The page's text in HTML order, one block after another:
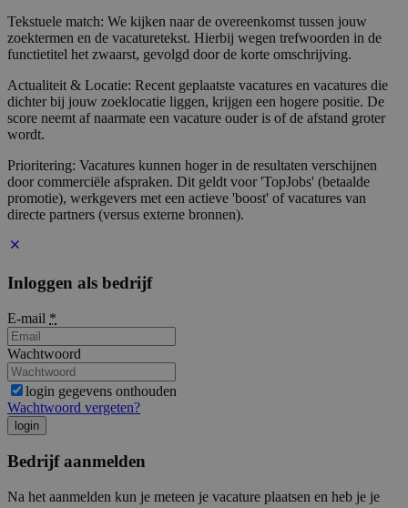
Tekstuele match: We kijken naar de overeenkomst tussen jouw
zoektermen en de vacaturetekst. Hierbij wegen trefwoorden in de
functietitel het zwaarst, gevolgd door de korte omschrijving.
Actualiteit & Locatie: Recent geplaatste vacatures en vacatures die
dichter bij jouw zoeklocatie liggen, krijgen een hogere positie. De
score neemt af naarmate een vacature ouder is of de afstand groter
wordt.
Prioritering: Vacatures kunnen hoger in de resultaten verschijnen
door commerciële afspraken. Dit geldt voor 'TopJobs' (betaalde
promotie), werkgevers met een actieve 'boost' of vacatures van
directe partners (versus externe bronnen).
Inloggen als bedrijf
E-mail *
Wachtwoord
login gegevens onthouden
Wachtwoord vergeten?
login
Bedrijf aanmelden
Na het aanmelden kun je meteen je vacature plaatsen en heb je je